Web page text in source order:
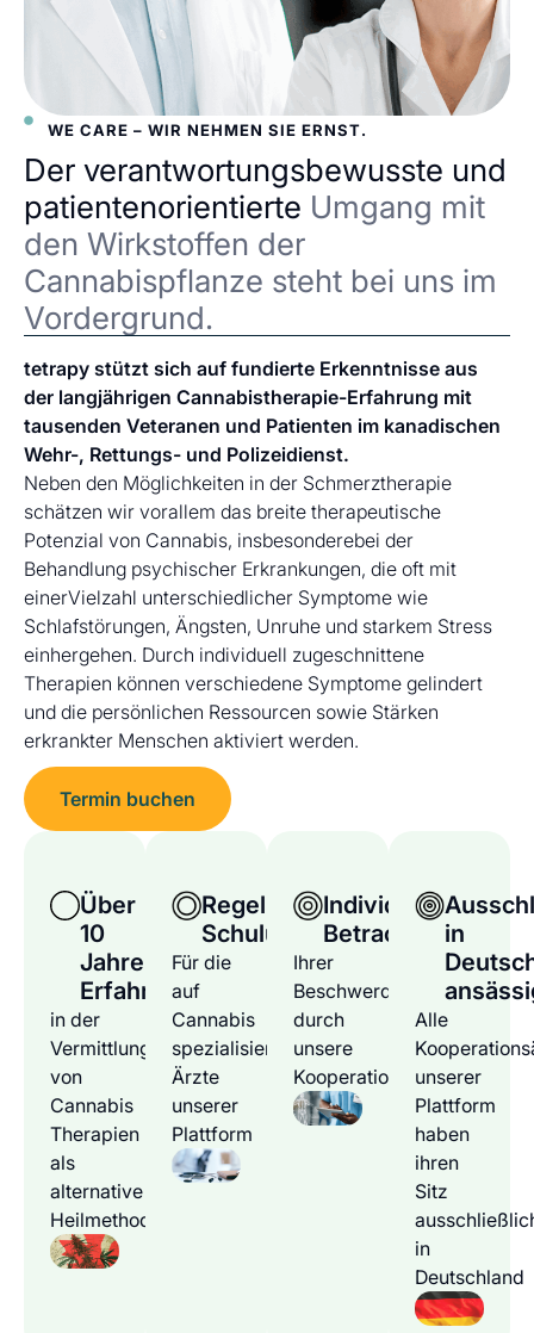
WE CARE – WIR NEHMEN SIE ERNST.
Der verantwortungsbewusste und
patientenorientierte Umgang mit
den Wirkstoffen der
Cannabispflanze steht bei uns im
Vordergrund.
tetrapy stützt sich auf fundierte Erkenntnisse aus
der langjährigen Cannabistherapie-Erfahrung mit
tausenden Veteranen und Patienten im kanadischen
Wehr-, Rettungs- und Polizeidienst.
Neben den Möglichkeiten in der Schmerztherapie
schätzen wir vorallem das breite therapeutische
Potenzial von Cannabis, insbesonderebei der
Behandlung psychischer Erkrankungen, die oft mit
einerVielzahl unterschiedlicher Symptome wie
Schlafstörungen, Ängsten, Unruhe und starkem Stress
einhergehen. Durch individuell zugeschnittene
Therapien können verschiedene Symptome gelindert
und die persönlichen Ressourcen sowie Stärken
erkrankter Menschen aktiviert werden.
Termin buchen
Über
10
Jahre
Erfahrung
in der
Vermittlung
von
Cannabis
Therapien
als
alternative
Heilmethode
Regelmäßige
Schulungen
Für die
auf
Cannabis
spezialisierten
Ärzte
unserer
Plattform
Individuelle
Betrachtung
Ihrer
Beschwerden
durch
unsere
Kooperationsärzte
in
Alle
unserer
Plattform
haben
ihren
Sitz
in
Deutschland